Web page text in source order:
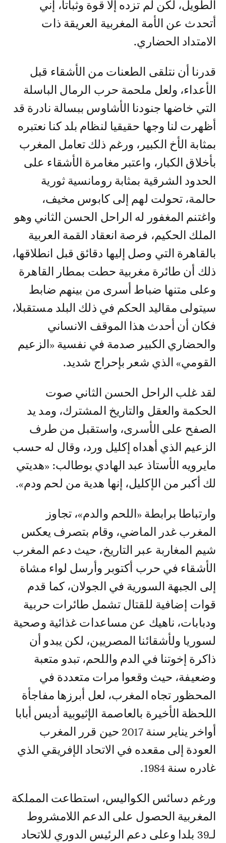
الطويل، لكن لم تزده إلا قوة وثباتا، إني
أتحدث عن الأمة المغربية العريقة ذات
الامتداد الحضاري.
قدرنا أن نتلقى الطعنات من الأشقاء قبل
الأعداء، ولعل ملحمة حرب الرمال الباسلة
التي خاضها جنودنا الأشاوس ببسالة نادرة قد
أظهرت لنا وجها حقيقيا لنظام بلد كنا نعتبره
بمثابة الأخ الكبير، ورغم ذلك تعامل المغرب
بأخلاق الكبار، واعتبر مغامرة الأشقاء على
الحدود الشرقية بمثابة رومانسية ثورية
حالمة، تحولت لهم إلى كابوس مخيف،
واغتنم المغفور له الراحل الحسن الثاني وهو
الملك الحكيم، فرصة انعقاد القمة العربية
بالقاهرة التي وصل إليها دقائق قبل انطلاقها،
ذلك أن طائرة مغربية حطت بمطار القاهرة
وعلى متنها ضباط أسرى من بينهم ضابط
سيتولى مقاليد الحكم في ذلك البلد مستقبلا،
فكان أن أحدث هذا الموقف الانساني
والحضاري الكبير صدمة في نفسية «الزعيم
القومي» الذي شعر بإحراج شديد.
لقد غلب الراحل الحسن الثاني صوت
الحكمة والعقل والتاريخ المشترك، ومد يد
الصفح على الأسرى، واستقبل من طرف
الزعيم الذي أهداه إكليل ورد، وقال له حسب
مايرويه الأستاذ عبد الهادي بوطالب: «هديتي
لك أكبر من الإكليل، إنها هدية من لحم ودم».
وارتباطا برابطة «اللحم والدم»، تجاوز
المغرب غدر الماضي، وقام بتصرف يعكس
شيم المغاربة عبر التاريخ، حيث دعم المغرب
الأشقاء في حرب أكتوبر وأرسل لواء مشاة
إلى الجبهة السورية في الجولان، كما قدم
قوات إضافية للقتال تشمل طائرات حربية
ودبابات، ناهيك عن مساعدات غذائية وصحية
لسوريا ولأشقائنا المصريين، لكن يبدو أن
ذاكرة إخوتنا في الدم واللحم، تبدو متعبة
وضعيفة، حيث وقعوا مرات متعددة في
المحظور تجاه المغرب، لعل أبرزها مفاجأة
اللحظة الأخيرة بالعاصمة الإثيوبية أديس أبابا
أواخر يناير سنة 2017 حين قرر المغرب
العودة إلى مقعده في الاتحاد الإفريقي الذي
غادره سنة 1984.
ورغم دسائس الكواليس، استطاعت المملكة
المغربية الحصول على الدعم اللامشروط
لـ39 بلدا وعلى دعم الرئيس الدوري للاتحاد